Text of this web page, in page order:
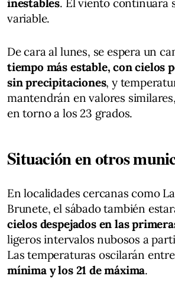
variable.
De cara al lunes, se espera un
tiempo más estable, con cielos
sin precipitaciones, y
mantendrán en valores
en torno a los 23 grados.
Situación en otros
En localidades cercanas como
Brunete, el sábado también
cielos despejados en las
ligeros intervalos nubosos a
Las temperaturas oscilarán entre
mínima y los 21 de máxima.